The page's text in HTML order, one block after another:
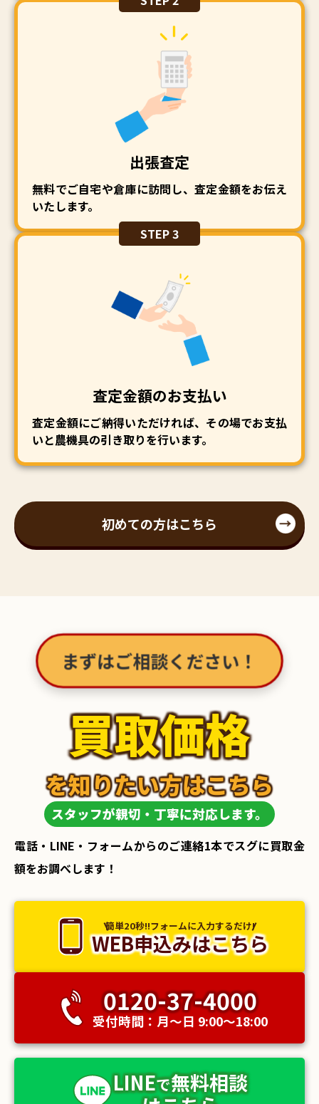
出張査定
無料でご自宅や倉庫に訪問し、査定金額をお伝え
いたします。
STEP 3
査定金額のお支払い
査定金額にご納得いただければ、その場でお支払
いと農機具の引き取りを行います。
初めての方はこちら
まずはご相談ください！
買取価格
スタッフが親切・丁寧に対応します。
を知りたい方はこちら
電話・LINE・フォームからのご連絡1本でスグに買取金
額をお調べします！
簡単20秒!!フォームに入力するだけ!
WEB申込みはこちら
0120-37-4000
受付時間：月〜日 9:00〜18:00
LINEで無料相談